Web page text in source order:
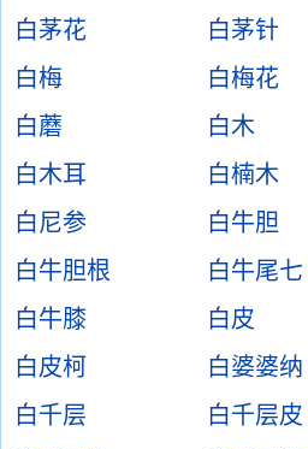
白茅花
白茅针
白梅
白梅花
白蘑
白木
白木耳
白楠木
白尼参
白牛胆
白牛胆根
白牛尾七
白牛膝
白皮
白皮柯
白婆婆纳
白千层
白千层皮